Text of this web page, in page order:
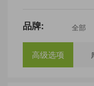
品牌: 全部
三威
高级选项